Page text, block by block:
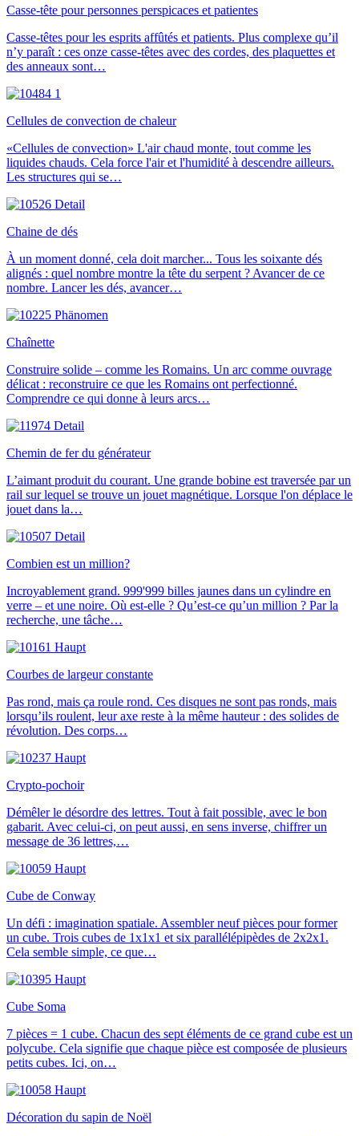
Casse-tête pour personnes perspicaces et patientes
Casse-têtes pour les esprits affûtés et patients. Plus complexe qu’il
n’y paraît : ces onze casse-têtes avec des cordes, des plaquettes et
des anneaux sont…
Cellules de convection de chaleur
«Cellules de convection» L'air chaud monte, tout comme les
liquides chauds. Cela force l'air et l'humidité à descendre ailleurs.
Les structures qui se…
Chaine de dés
À un moment donné, cela doit marcher... Tous les soixante dés
alignés : quel nombre montre la tête du serpent ? Avancer de ce
nombre. Lancer les dés, avancer…
Chaînette
Construire solide – comme les Romains. Un arc comme ouvrage
délicat : reconstruire ce que les Romains ont perfectionné.
Comprendre ce qui donne à leurs arcs…
Chemin de fer du générateur
L’aimant produit du courant. Une grande bobine est traversée par un
rail sur lequel se trouve un jouet magnétique. Lorsque l'on déplace le
jouet dans la…
Combien est un million?
Incroyablement grand. 999'999 billes jaunes dans un cylindre en
verre – et une noire. Où est-elle ? Qu’est-ce qu’un million ? Par la
recherche, une tâche…
Courbes de largeur constante
Pas rond, mais ça roule rond. Ces disques ne sont pas ronds, mais
lorsqu’ils roulent, leur axe reste à la même hauteur : des solides de
révolution. Des corps…
Crypto-pochoir
Démêler le désordre des lettres. Tout à fait possible, avec le bon
gabarit. Avec celui-ci, on peut aussi, en sens inverse, chiffrer un
message de 36 lettres,…
Cube de Conway
Un défi : imagination spatiale. Assembler neuf pièces pour former
un cube. Trois cubes de 1x1x1 et six parallélépipèdes de 2x2x1.
Cela semble simple, ce que…
Cube Soma
7 pièces = 1 cube. Chacun des sept éléments de ce grand cube est un
polycube. Cela signifie que chaque pièce est composée de plusieurs
petits cubes. Ici, on…
Décoration du sapin de Noël